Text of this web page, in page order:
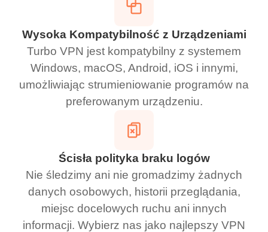
Wysoka Kompatybilność z Urządzeniami
Turbo VPN jest kompatybilny z systemem
Windows, macOS, Android, iOS i innymi,
umożliwiając strumieniowanie programów na
preferowanym urządzeniu.
Ścisła polityka braku logów
Nie śledzimy ani nie gromadzimy żadnych
danych osobowych, historii przeglądania,
miejsc docelowych ruchu ani innych
informacji. Wybierz nas jako najlepszy VPN